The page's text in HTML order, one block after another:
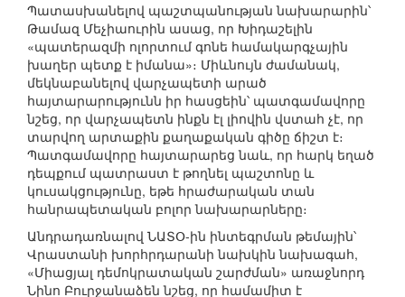
Պատասխանելով պաշտպանության նախարարին՝
Թամազ Մեչիաուրին ասաց, որ Խիդաշելին
«պատերազմի ոլորտում գոնե համակարգչային
խաղեր պետք է իմանա»։ Միևնույն ժամանակ,
մեկնաբանելով վարչապետի արած
հայտարարությունն իր հասցեին՝ պատգամավորը
նշեց, որ վարչապետն ինքն էլ լիովին վստահ չէ, որ
տարվող արտաքին քաղաքական գիծը ճիշտ է։
Պատգամավորը հայտարարեց նաև, որ հարկ եղած
դեպքում պատրաստ է թողնել պաշտոնը և
կուսակցությունը, եթե հրաժարական տան
հանրապետական բոլոր նախարարները։
Անդրադառնալով ՆԱՏՕ-ին ինտեգրման թեմային՝
Վրաստանի խորհրդարանի նախկին նախագահ,
«Միացյալ դեմոկրատական շարժման» առաջնորդ
Նինո Բուրջանաձեն նշեց, որ համամիտ է